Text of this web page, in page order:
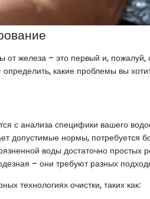
от железа – это первый и,
какие проблемы вы
с анализа специфики вашего
допустимые нормы, потребуется
воды достаточно
– они требуют разных
технологиях очистки, таких как: